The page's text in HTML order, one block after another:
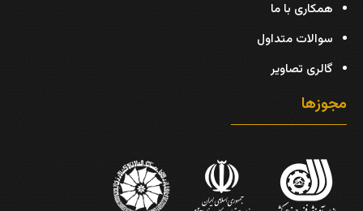
همکاری با ما
سوالات متداول
گالری تصاویر
مجوزها